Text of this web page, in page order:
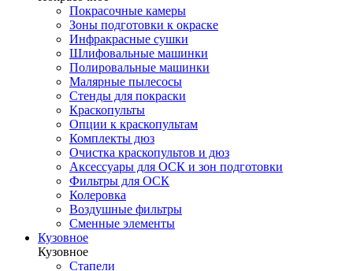
Покрасочные камеры
Зоны подготовки к окраске
Инфракрасные сушки
Шлифовальные машинки
Полировальные машинки
Малярные пылесосы
Стенды для покраски
Краскопульты
Опции к краскопультам
Комплекты дюз
Очистка краскопультов и дюз
Аксессуары для ОСК и зон подготовки
Фильтры для ОСК
Колеровка
Воздушные фильтры
Сменные элементы
Кузовное
Кузовное
Стапели